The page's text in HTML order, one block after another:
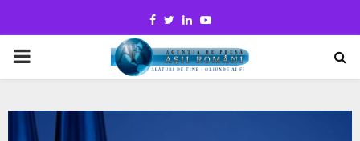
Facebook
TwitterLinkedinYoutube
PRIMARY